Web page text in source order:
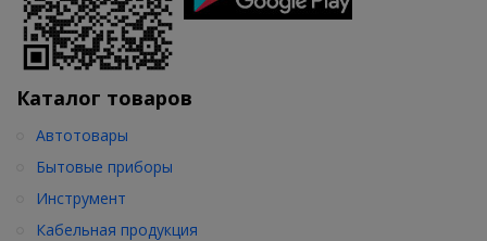
Каталог товаров
Автотовары
Бытовые приборы
Инструмент
Кабельная продукция